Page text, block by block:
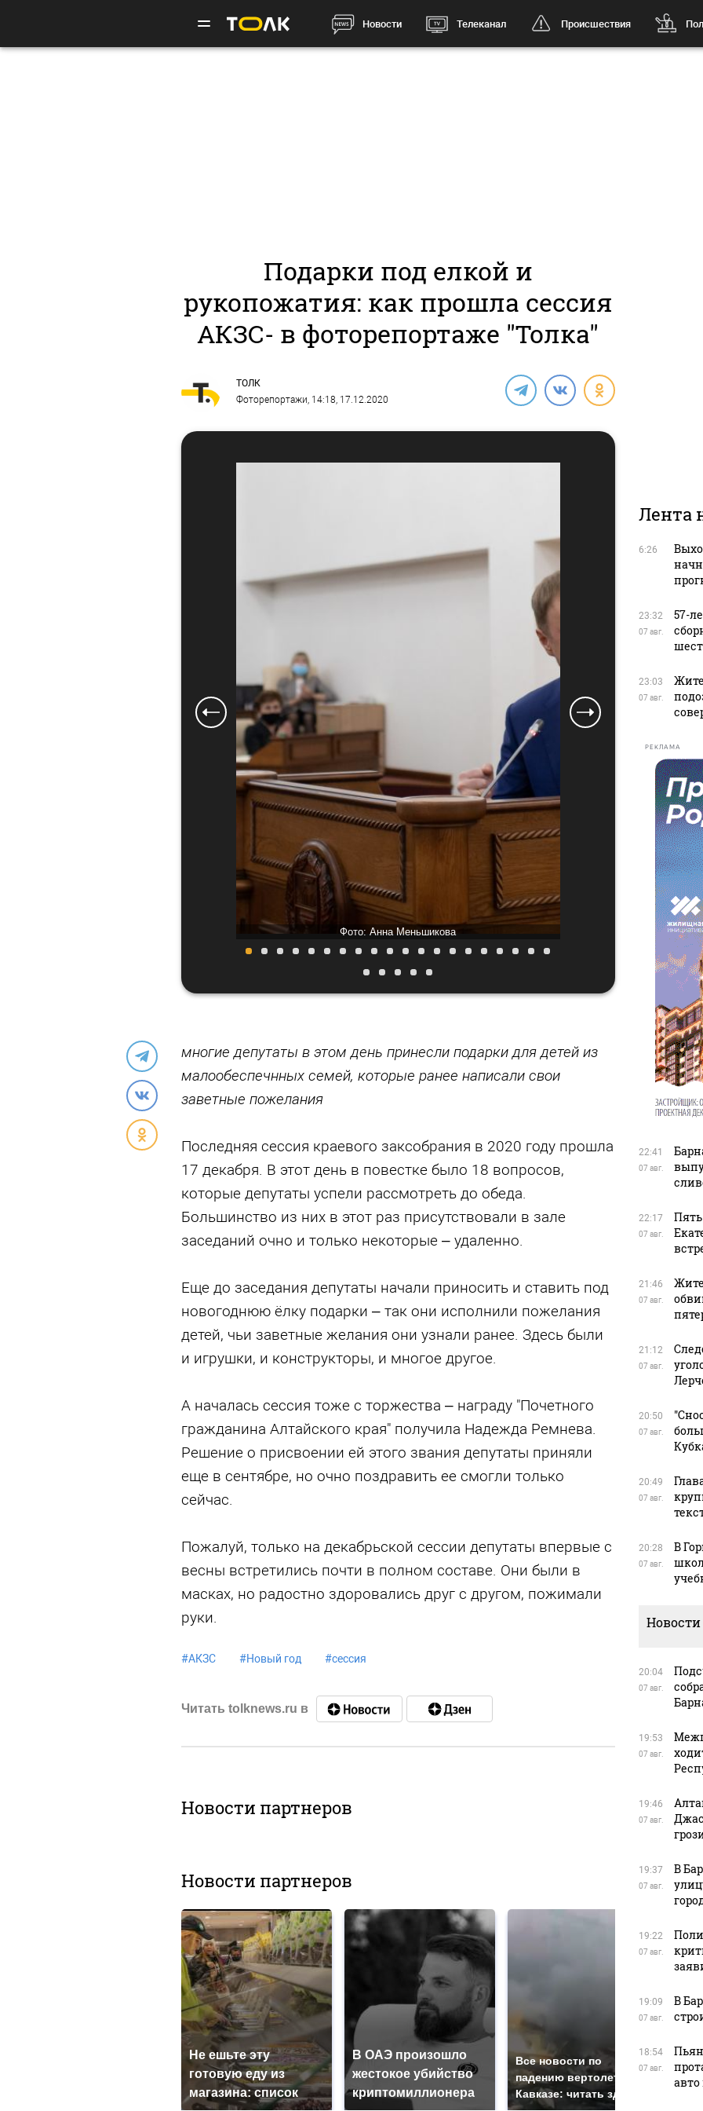
Новости Телеканал Происшествия
Подарки под елкой и
рукопожатия: как прошла сессия
АКЗС- в фоторепортаже "Толка"
ТОЛК
Фоторепортажи, 14:18, 17.12.2020
Фото: Анна Меньшикова Фото:
многие депутаты в этом день принесли подарки для детей из
малообеспечнных семей, которые ранее написали свои
заветные пожелания
Последняя сессия краевого заксобрания в 2020 году прошла
17 декабря. В этот день в повестке было 18 вопросов,
которые депутаты успели рассмотреть до обеда.
Большинство из них в этот раз присутствовали в зале
заседаний очно и только некоторые – удаленно.
Еще до заседания депутаты начали приносить и ставить под
новогоднюю ёлку подарки – так они исполнили пожелания
детей, чьи заветные желания они узнали ранее. Здесь были
и игрушки, и конструкторы, и многое другое.
А началась сессия тоже с торжества – награду "Почетного
гражданина Алтайского края" получила Надежда Ремнева.
Решение о присвоении ей этого звания депутаты приняли
еще в сентябре, но очно поздравить ее смогли только
сейчас.
Пожалуй, только на декабрьской сессии депутаты впервые с
весны встретились почти в полном составе. Они были в
масках, но радостно здоровались друг с другом, пожимали
руки.
#АКЗС #Новый год #сессия
Читать tolknews.ru в
Новости партнеров
Новости партнеров
Не ешьте эту
готовую еду из
магазина: список
В ОАЭ произошло
жестокое убийство
криптомиллионера
Все новости по
падению вертолета на
Кавказе: читать здесь
Лента
6:26
23:32
07 авг.
57-
23:03
07 авг.
РЕКЛАМА
22:41
07 авг.
22:17
07 авг.
21:46
07 авг.
21:12
07 авг.
20:50
07 авг.
20:49
07 авг.
20:28
07 авг.
В
20:04
07 авг.
19:53
07 авг.
19:46
07 авг.
19:37
07 авг.
В
19:22
07 авг.
19:09
07 авг.
В
18:54
07 авг.